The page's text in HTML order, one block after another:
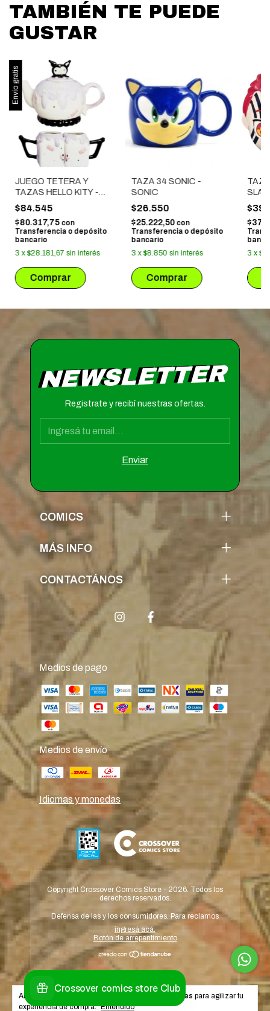
Al navegar por este sitio aceptás el uso de cookies para agilizar tu
experiencia de compra. Entendido
TAMBIÉN TE PUEDE
GUSTAR
Envío gratis
JUEGO TETERA Y
TAZAS HELLO KITY -
KUROMI
$84.545
$80.317,75 con
Transferencia o depósito
bancario
3 x$28.181,67 sin interés
TAZA 34 SONIC -
SONIC
$26.550
$25.222,50 con
Transferencia o depósito
bancario
3 x$8.850 sin interés
3 x
NEWSLETTER
Registrate y recibí nuestras ofertas.
COMICS
MÁS INFO
CONTACTÁNOS
Medios de pago
Medios de envío
Idiomas y monedas
Copyright Crossover Comics Store - 2026. Todos los
derechos reservados.
Defensa de las y los consumidores. Para reclamos
ingresá acá.
Botón de arrepentimiento